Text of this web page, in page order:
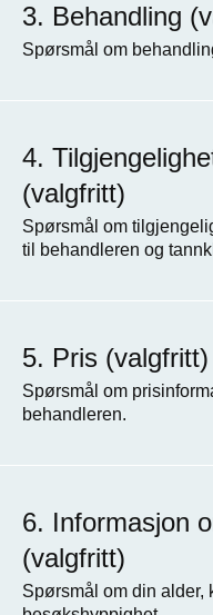
Behandling
Spørsmål om
(valgfritt)
Spørsmål om
til behandleren og
Pris (valgfritt)
Spørsmål om
behandleren.
Informasjon
(valgfritt)
Spørsmål om din alder,